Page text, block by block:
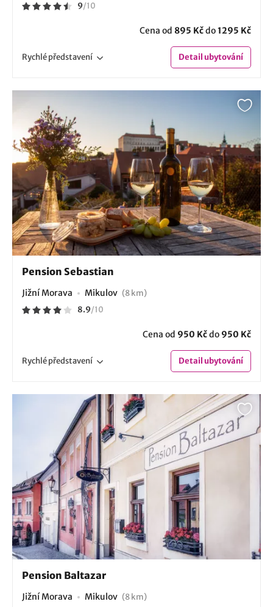
9/10
Cena od 895 Kčdo1295 Kč
Rychlépředstavení Detailubytování
Pension Sebastian
Jižní Morava Mikulov (8 km)
8.9/10
Cena od 950 Kčdo 950 Kč
Rychlépředstavení Detailubytování
Pension Baltazar
Jižní Morava Mikulov (8 km)